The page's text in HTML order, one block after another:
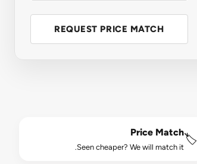
REQUEST PRICE MATCH
🏷️
Price Match
Seen cheaper? We will match it.